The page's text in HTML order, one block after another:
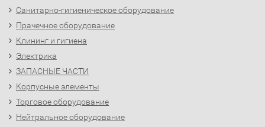
Санитарно-гигиеническое оборудование
Прачечное оборудование
Клининг и гигиена
Электрика
ЗАПАСНЫЕ ЧАСТИ
Корпусные элементы
Торговое оборудование
Нейтральное оборудование